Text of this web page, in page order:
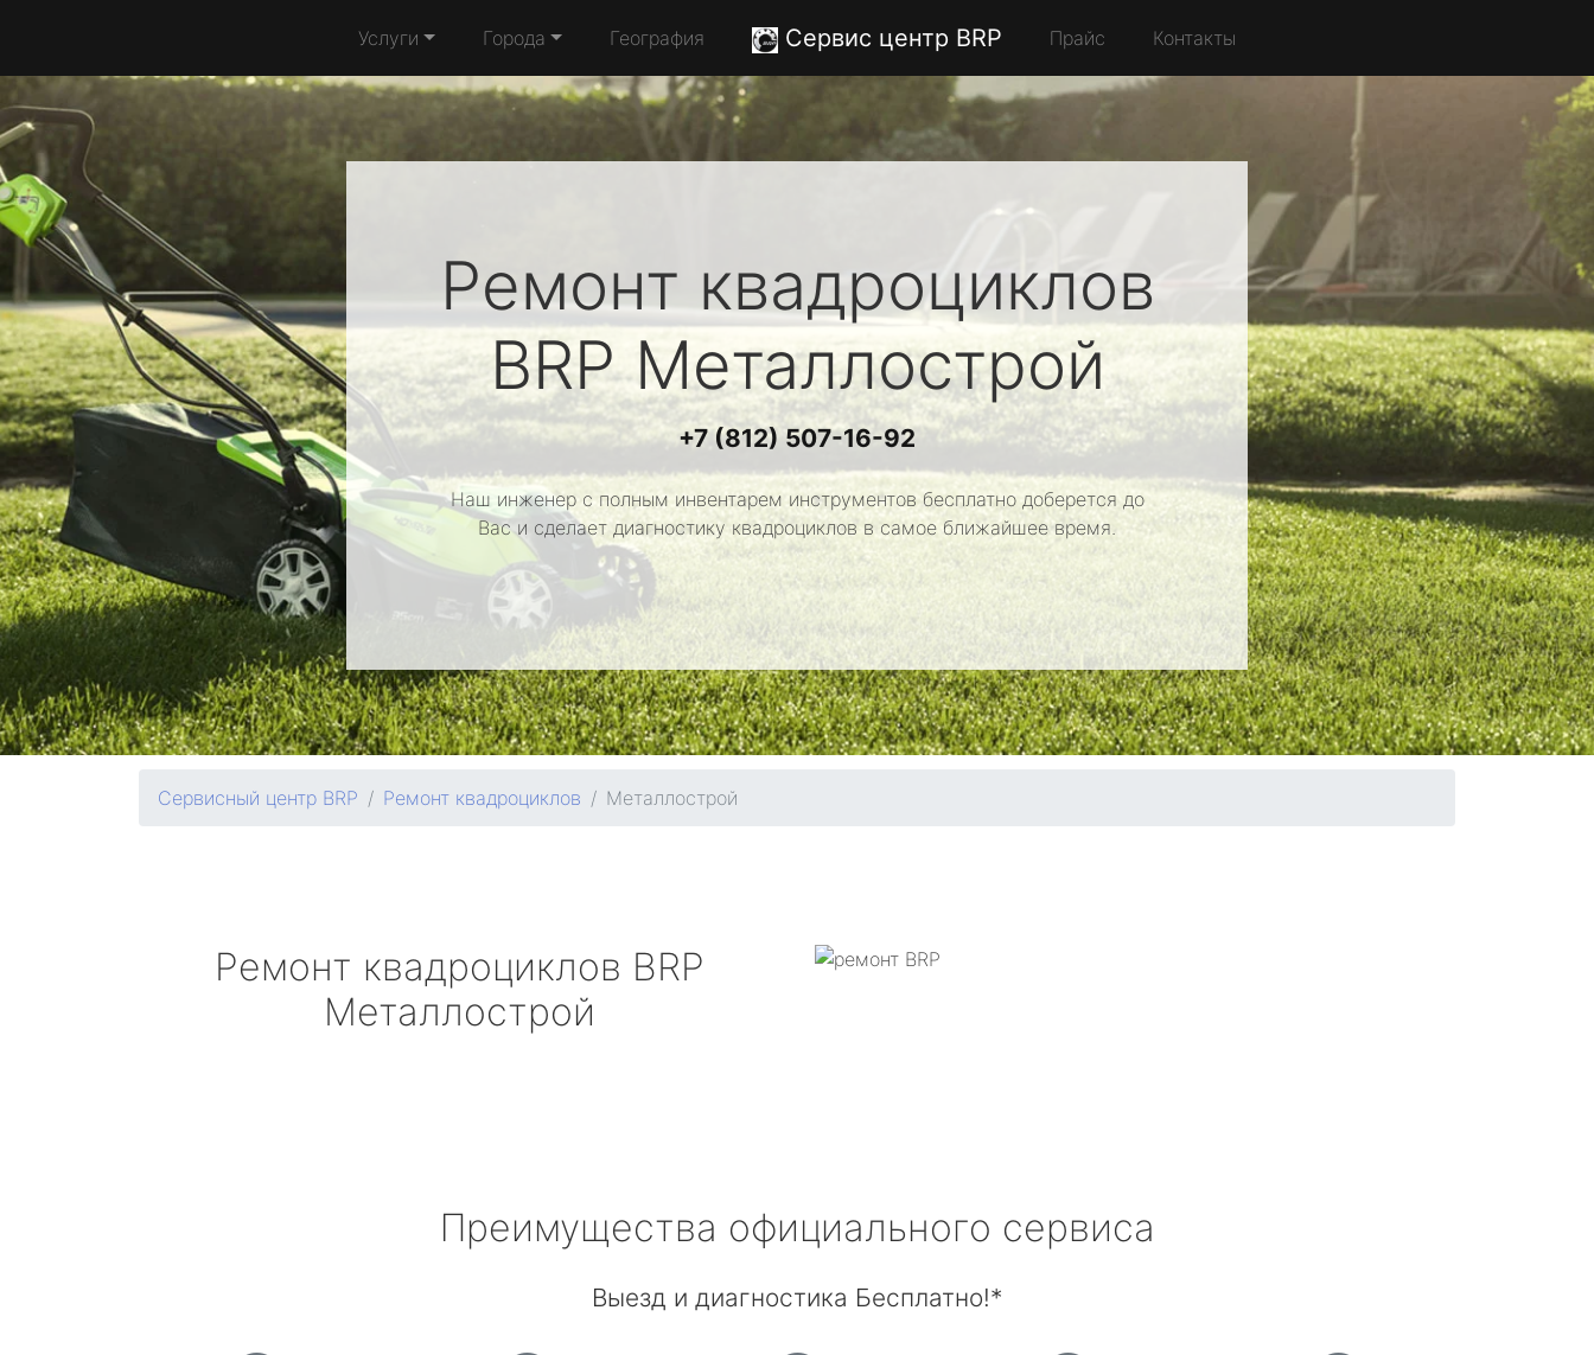
Услуги Города География Сервис центр BRP Прайс Контакты
Ремонт квадроциклов
BRPМеталлострой
+7 (812) 507-16-92
Наш инженер с полным инвентарем инструментов бесплатно доберется до
Вас и сделает диагностику квадроциклов в самое ближайшее время.
Сервисный центр BRP Ремонт квадроциклов Металлострой
Ремонт квадроциклов BRP
Металлострой
Преимущества официального сервиса
Выезд и диагностика Бесплатно!*